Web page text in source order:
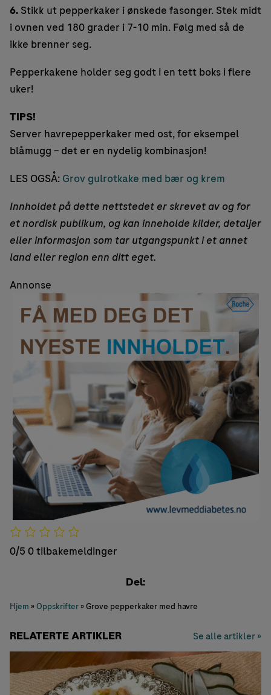
6. Stikk ut pepperkaker i ønskede fasonger. Stek midt
i ovnen ved 180 grader i 7-10 min. Følg med så de
ikke brenner seg.
Pepperkakene holder seg godt i en tett boks i flere
uker!
TIPS!
Server havrepepperkaker med ost, for eksempel
blåmugg – det er en nydelig kombinasjon!
LES OGSÅ: Grov gulrotkake med bær og krem
Innholdet på dette nettstedet er skrevet av og for
et nordisk publikum, og kan inneholde kilder, detaljer
eller informasjon som tar utgangspunkt i et annet
land eller region enn ditt eget.
Annonse
0/5 0 tilbakemeldinger
Del:
Hjem »Oppskrifter»Grove pepperkaker med havre
RELATERTE ARTIKLER Se alle artikler »